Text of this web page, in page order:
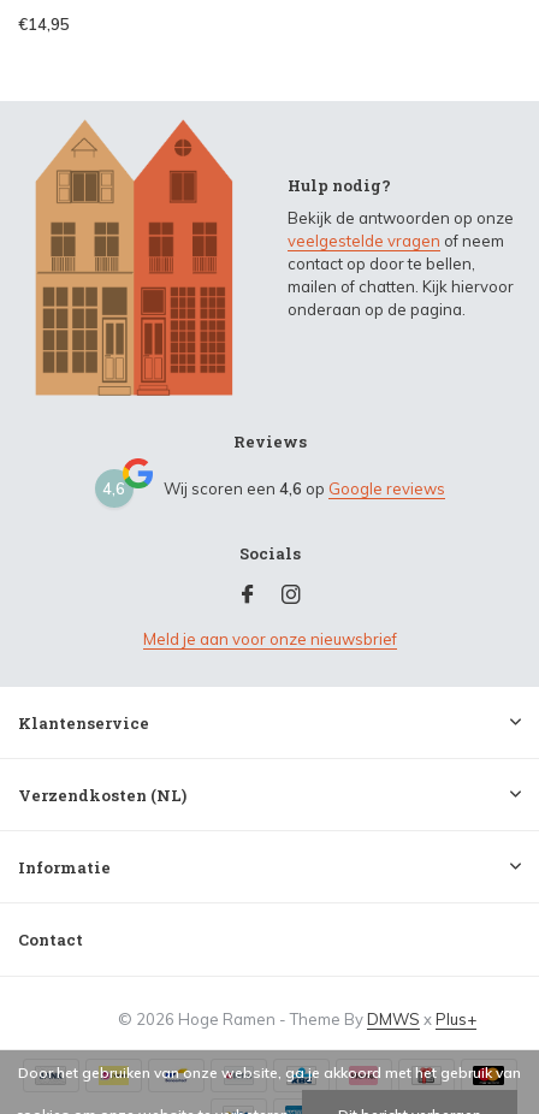
€14,95
Hulp nodig?
Bekijk de antwoorden op onze
veelgestelde vragen of neem
contact op door te bellen,
mailen of chatten. Kijk hiervoor
onderaan op de pagina.
Reviews
4,6 Wij scoren een 4,6 op Google reviews
Socials
Meld je aan voor onze nieuwsbrief
Klantenservice
Verzendkosten (NL)
Informatie
Contact
© 2026 Hoge Ramen - Theme ByDMWS xPlus+
Door het gebruiken van onze website, ga je akkoord met het gebruik van